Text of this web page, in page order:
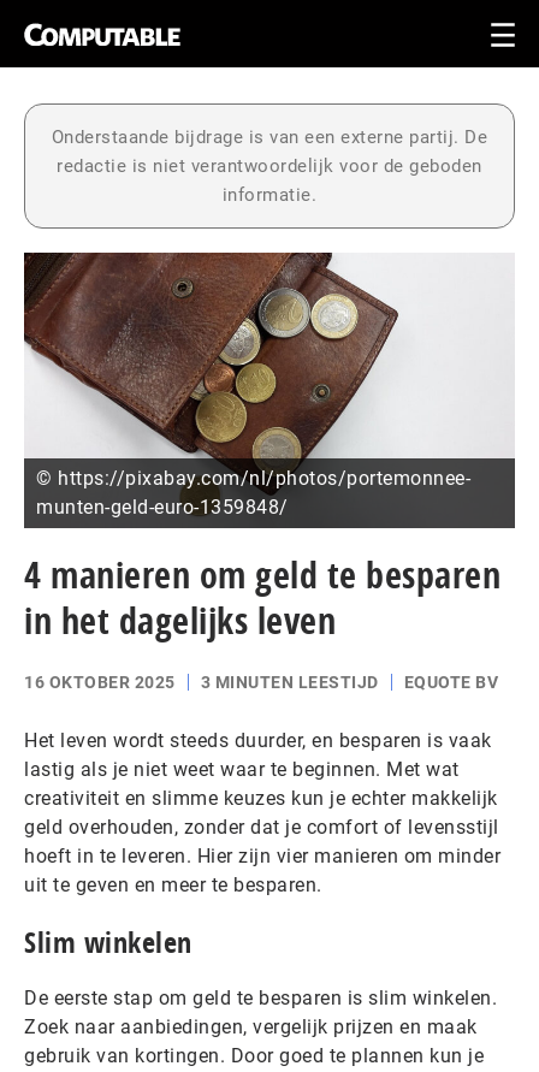
Onderstaande bijdrage is van een externe partij. De
redactie is niet verantwoordelijk voor de geboden
informatie.
© https://pixabay.com/nl/photos/portemonnee-
munten-geld-euro-1359848/
4 manieren om geld te besparen
in het dagelijks leven
16 OKTOBER 2025 3 MINUTEN LEESTIJD EQUOTE BV
Het leven wordt steeds duurder, en besparen is vaak
lastig als je niet weet waar te beginnen. Met wat
creativiteit en slimme keuzes kun je echter makkelijk
geld overhouden, zonder dat je comfort of levensstijl
hoeft in te leveren. Hier zijn vier manieren om minder
uit te geven en meer te besparen.
Slim winkelen
De eerste stap om geld te besparen is slim winkelen.
Zoek naar aanbiedingen, vergelijk prijzen en maak
gebruik van kortingen. Door goed te plannen kun je